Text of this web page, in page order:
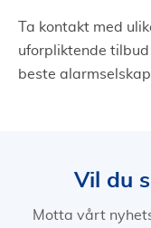
Ta kontakt med
uforpliktende tilbud
beste
Vil du
Motta vårt